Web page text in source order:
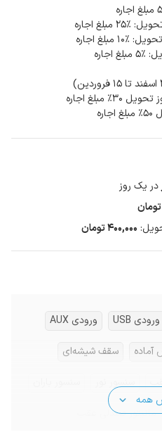
در یک روز
تومان
: ۴۰۰,۰۰۰ تومان
ورودی USB ورودی AUX
آماده سقف شیشه‌ای
مانیتور صندلی عقب
همه